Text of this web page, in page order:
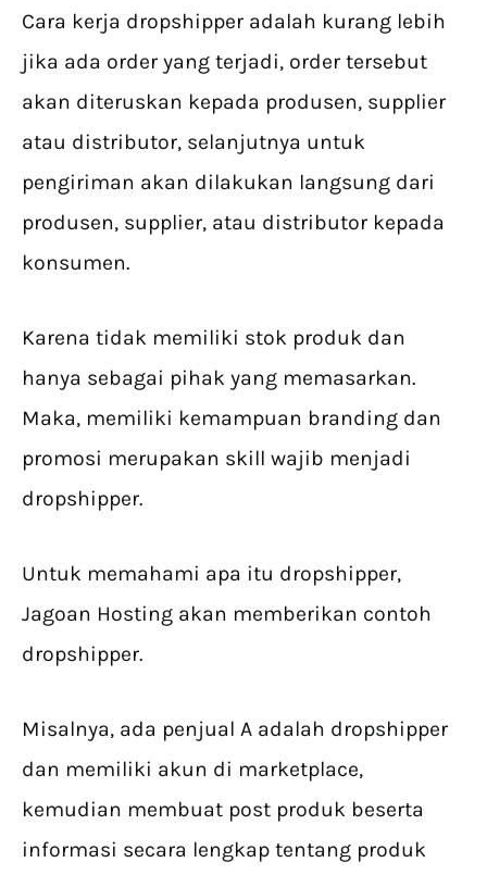
Cara kerja dropshipper adalah kurang lebih
jika ada order yang terjadi, order tersebut
akan diteruskan kepada produsen, supplier
atau distributor, selanjutnya untuk
pengiriman akan dilakukan langsung dari
produsen, supplier, atau distributor kepada
konsumen.
Karena tidak memiliki stok produk dan
hanya sebagai pihak yang memasarkan.
Maka, memiliki kemampuan branding dan
promosi merupakan skill wajib menjadi
dropshipper.
Untuk memahami apa itu dropshipper,
Jagoan Hosting akan memberikan contoh
dropshipper.
Misalnya, ada penjual A adalah dropshipper
dan memiliki akun di marketplace,
kemudian membuat post produk beserta
informasi secara lengkap tentang produk